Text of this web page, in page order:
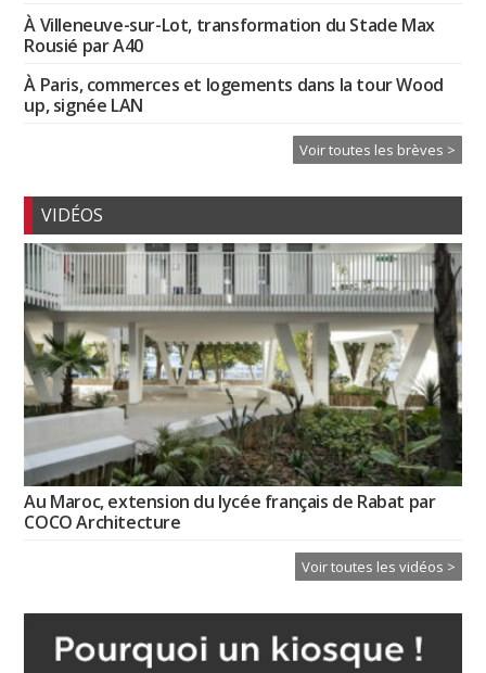
À Villeneuve-sur-Lot, transformation du Stade Max
Rousié par A40
À Paris, commerces et logements dans la tour Wood
up, signée LAN
Voir toutes les brèves >
VIDÉOS
Au Maroc, extension du lycée français de Rabat par
COCO Architecture
Voir toutes les vidéos >